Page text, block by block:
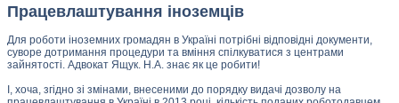
Працевлаштування іноземців
Для роботи іноземних громадян в Україні потрібні відповідні документи,
суворе дотримання процедури та вміння спілкуватися з центрами
зайнятості. Адвокат Ящук. Н.А. знає як це робити!
І, хоча, згідно зі змінами, внесеними до порядку видачі дозволу на